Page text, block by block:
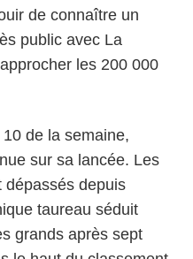
de connaître un
public avec La
les 200 000
de la semaine,
sur sa lancée. Les
dépassés depuis
taureau séduit
grands après sept